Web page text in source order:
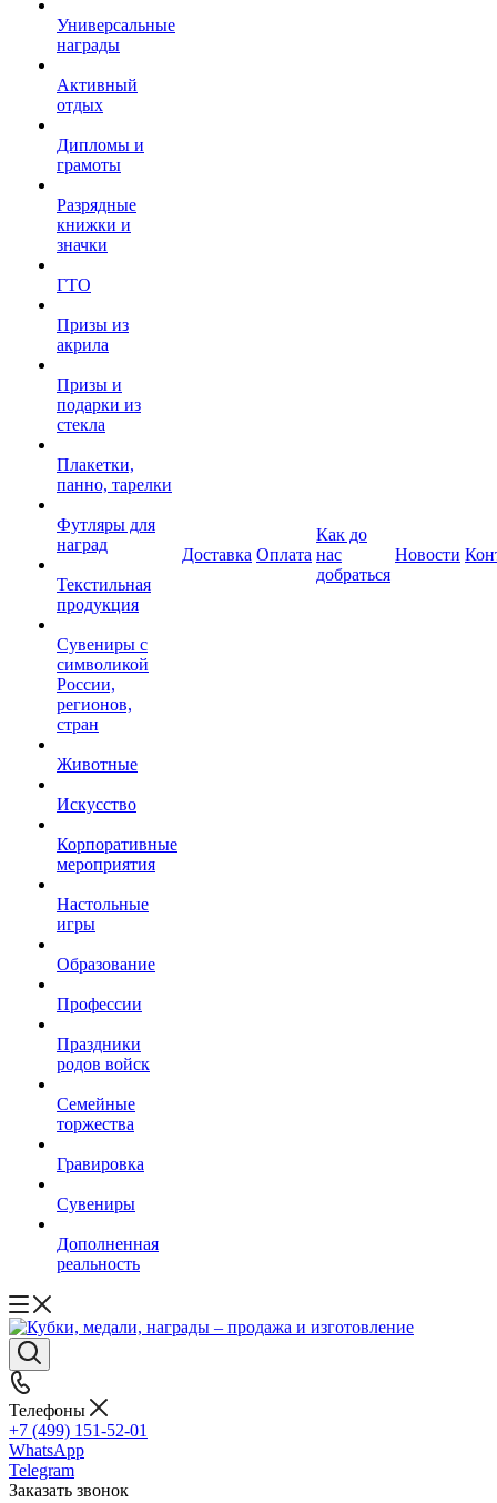
Универсальные
награды
Активный
отдых
Дипломы и
грамоты
Разрядные
книжки и
значки
ГТО
Призы из
акрила
Призы и
подарки из
стекла
Плакетки,
панно, тарелки
Футляры для
наград
Текстильная
продукция
Сувениры с
символикой
России,
регионов,
стран
Животные
Искусство
Корпоративные
мероприятия
Настольные
игры
Образование
Профессии
Праздники
родов войск
Семейные
торжества
Гравировка
Сувениры
Дополненная
реальность
Доставка Оплата
Как до
нас
добраться
Новости
Телефоны
+7 (499) 151-52-01
WhatsApp
Telegram
Заказать звонок